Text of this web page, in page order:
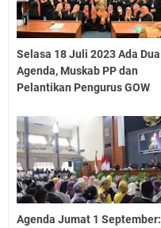
Selasa 18 Juli 2023 Ada Dua
Agenda, Muskab PP dan
Pelantikan Pengurus GOW
Agenda Jumat 1 September: